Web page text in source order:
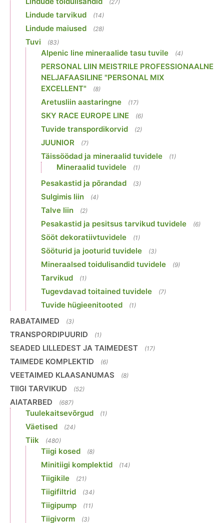
(27)
Lindude tarvikud (14)
Lindude maiused (28)
Tuvi (83)
Alpenic line mineraalide tasu tuvile (4)
PERSONAL LIIN MEISTRILE PROFESSIONAALNE
NELJAFAASILINE "PERSONAL MIX
EXCELLENT"
(8)
Aretusliin aastaringne (17)
SKY RACE EUROPE LINE (6)
Tuvide transpordikorvid (2)
JUUNIOR (7)
Täissöödad ja mineraalid tuvidele (1)
Mineraalid tuvidele (1)
Pesakastid ja põrandad (3)
Sulgimis liin (4)
Talve liin (2)
Pesakastid ja pesitsus tarvikud tuvidele (6)
Sööt dekoratiivtuvidele (1)
Sööturid ja jooturid tuvidele (3)
Mineraalsed toidulisandid tuvidele (9)
Tarvikud (1)
Tugevdavad toitained tuvidele (7)
Tuvide hügieenitooted (1)
RABATAIMED (3)
TRANSPORDIPUURID (1)
SEADED LILLEDEST JA TAIMEDEST (17)
TAIMEDE KOMPLEKTID (6)
VEETAIMED KLAASANUMAS (8)
TIIGI TARVIKUD (52)
AIATARBED (687)
Tuulekaitsevõrgud (1)
Väetised (24)
Tiik (480)
Tiigi kosed (8)
Minitiigi komplektid (14)
Tiigikile (21)
Tiigifiltrid (34)
Tiigipump (11)
Tiigivorm (3)